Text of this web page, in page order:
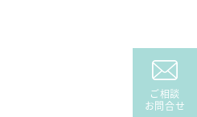
ご相談
お問合せ